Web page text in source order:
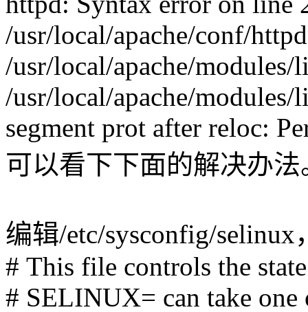
/usr/local/apache/conf/
/usr/local/apache/
/usr/local/apache/modules/
segment prot after reloc:
可以看下下面的解决办法
编辑/etc/sysconfig/selinux
# This file controls the
# SELINUX= can take one